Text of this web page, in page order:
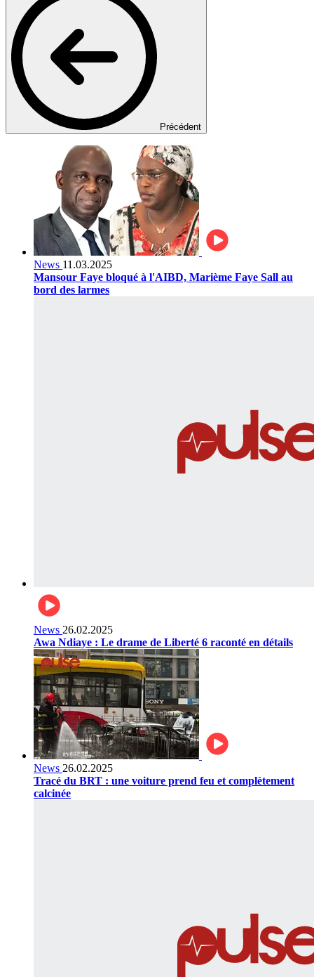
Précédent
News 11.03.2025
Mansour Faye bloqué à l'AIBD, Marième Faye Sall au
bord des larmes
News 26.02.2025
Awa Ndiaye : Le drame de Liberté 6 raconté en détails
News 26.02.2025
Tracé du BRT : une voiture prend feu et complètement
calcinée